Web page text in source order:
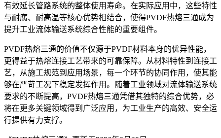
有效延长管路系统的整体使用寿命。在实际应用中，这些特性
与耐腐、耐高温等核心优势相结合，使得PVDF热熔三通成为
提升工业流体输送系统综合性能的重要组件。
PVDF热熔三通的价值不仅源于PVDF材料本身的优异性能，
更得益于热熔连接工艺带来的可靠保障。从材料特性到连接工
艺，从施工规范到应用场景，每一个环节的协同作用，使其能
够在严苛工况下稳定发挥作用。随着工业领域对流体输送系统
要求的不断提高，PVDF热熔三通凭借其独特的综合优势，必
将在更多关键领域得到广泛应用，为工业生产的高效、安全运
行提供有力支撑。